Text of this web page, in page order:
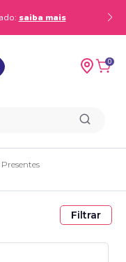
saiba mais
0
Presentes
Filtrar